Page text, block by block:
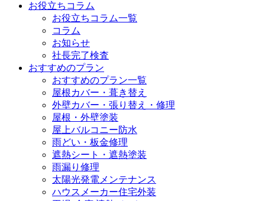
お役立ちコラム
お役立ちコラム一覧
コラム
お知らせ
社長完了検査
おすすめのプラン
おすすめのプラン一覧
屋根カバー・葺き替え
外壁カバー・張り替え・修理
屋根・外壁塗装
屋上バルコニー防水
雨どい・板金修理
遮熱シート・遮熱塗装
雨漏り修理
太陽光発電メンテナンス
ハウスメーカー住宅外装